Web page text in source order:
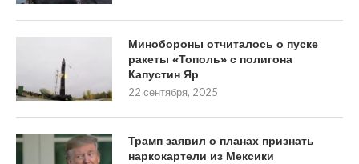
Минобороны отчиталось о пуске
ракеты «Тополь» с полигона
Капустин Яр
22 сентября, 2025
Трамп заявил о планах признать
наркокартели из Мексики